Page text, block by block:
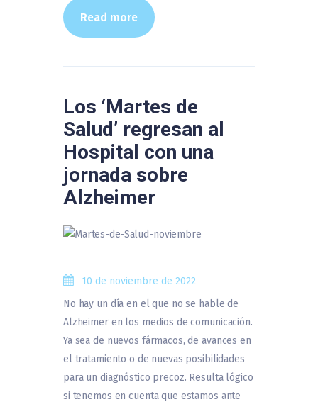
Read more
Los ‘Martes de
Salud’ regresan al
Hospital con una
jornada sobre
Alzheimer
10 de noviembre de 2022
No hay un día en el que no se hable de
Alzheimer en los medios de comunicación.
Ya sea de nuevos fármacos, de avances en
el tratamiento o de nuevas posibilidades
para un diagnóstico precoz. Resulta lógico
si tenemos en cuenta que estamos ante